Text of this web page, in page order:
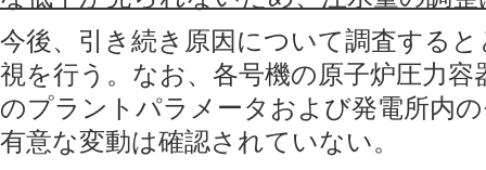
今後、引き続き原因について調査する
視を行う。なお、各号機の原子炉圧力
のプラントパラメータおよび発電所内
有意な変動は確認されていない。